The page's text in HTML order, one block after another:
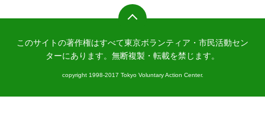
このサイトの著作権はすべて東京ボランティア・市民活動セン
ターにあります。 無断複製・転載を禁じます。
copyright 1998-2017 Tokyo Voluntary Action Center.